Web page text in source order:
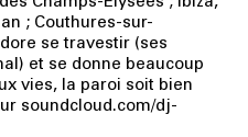
; Couthures-sur-
se travestir (ses
et se donne beaucoup
vies, la paroi soit bien
soundcloud.com/dj-